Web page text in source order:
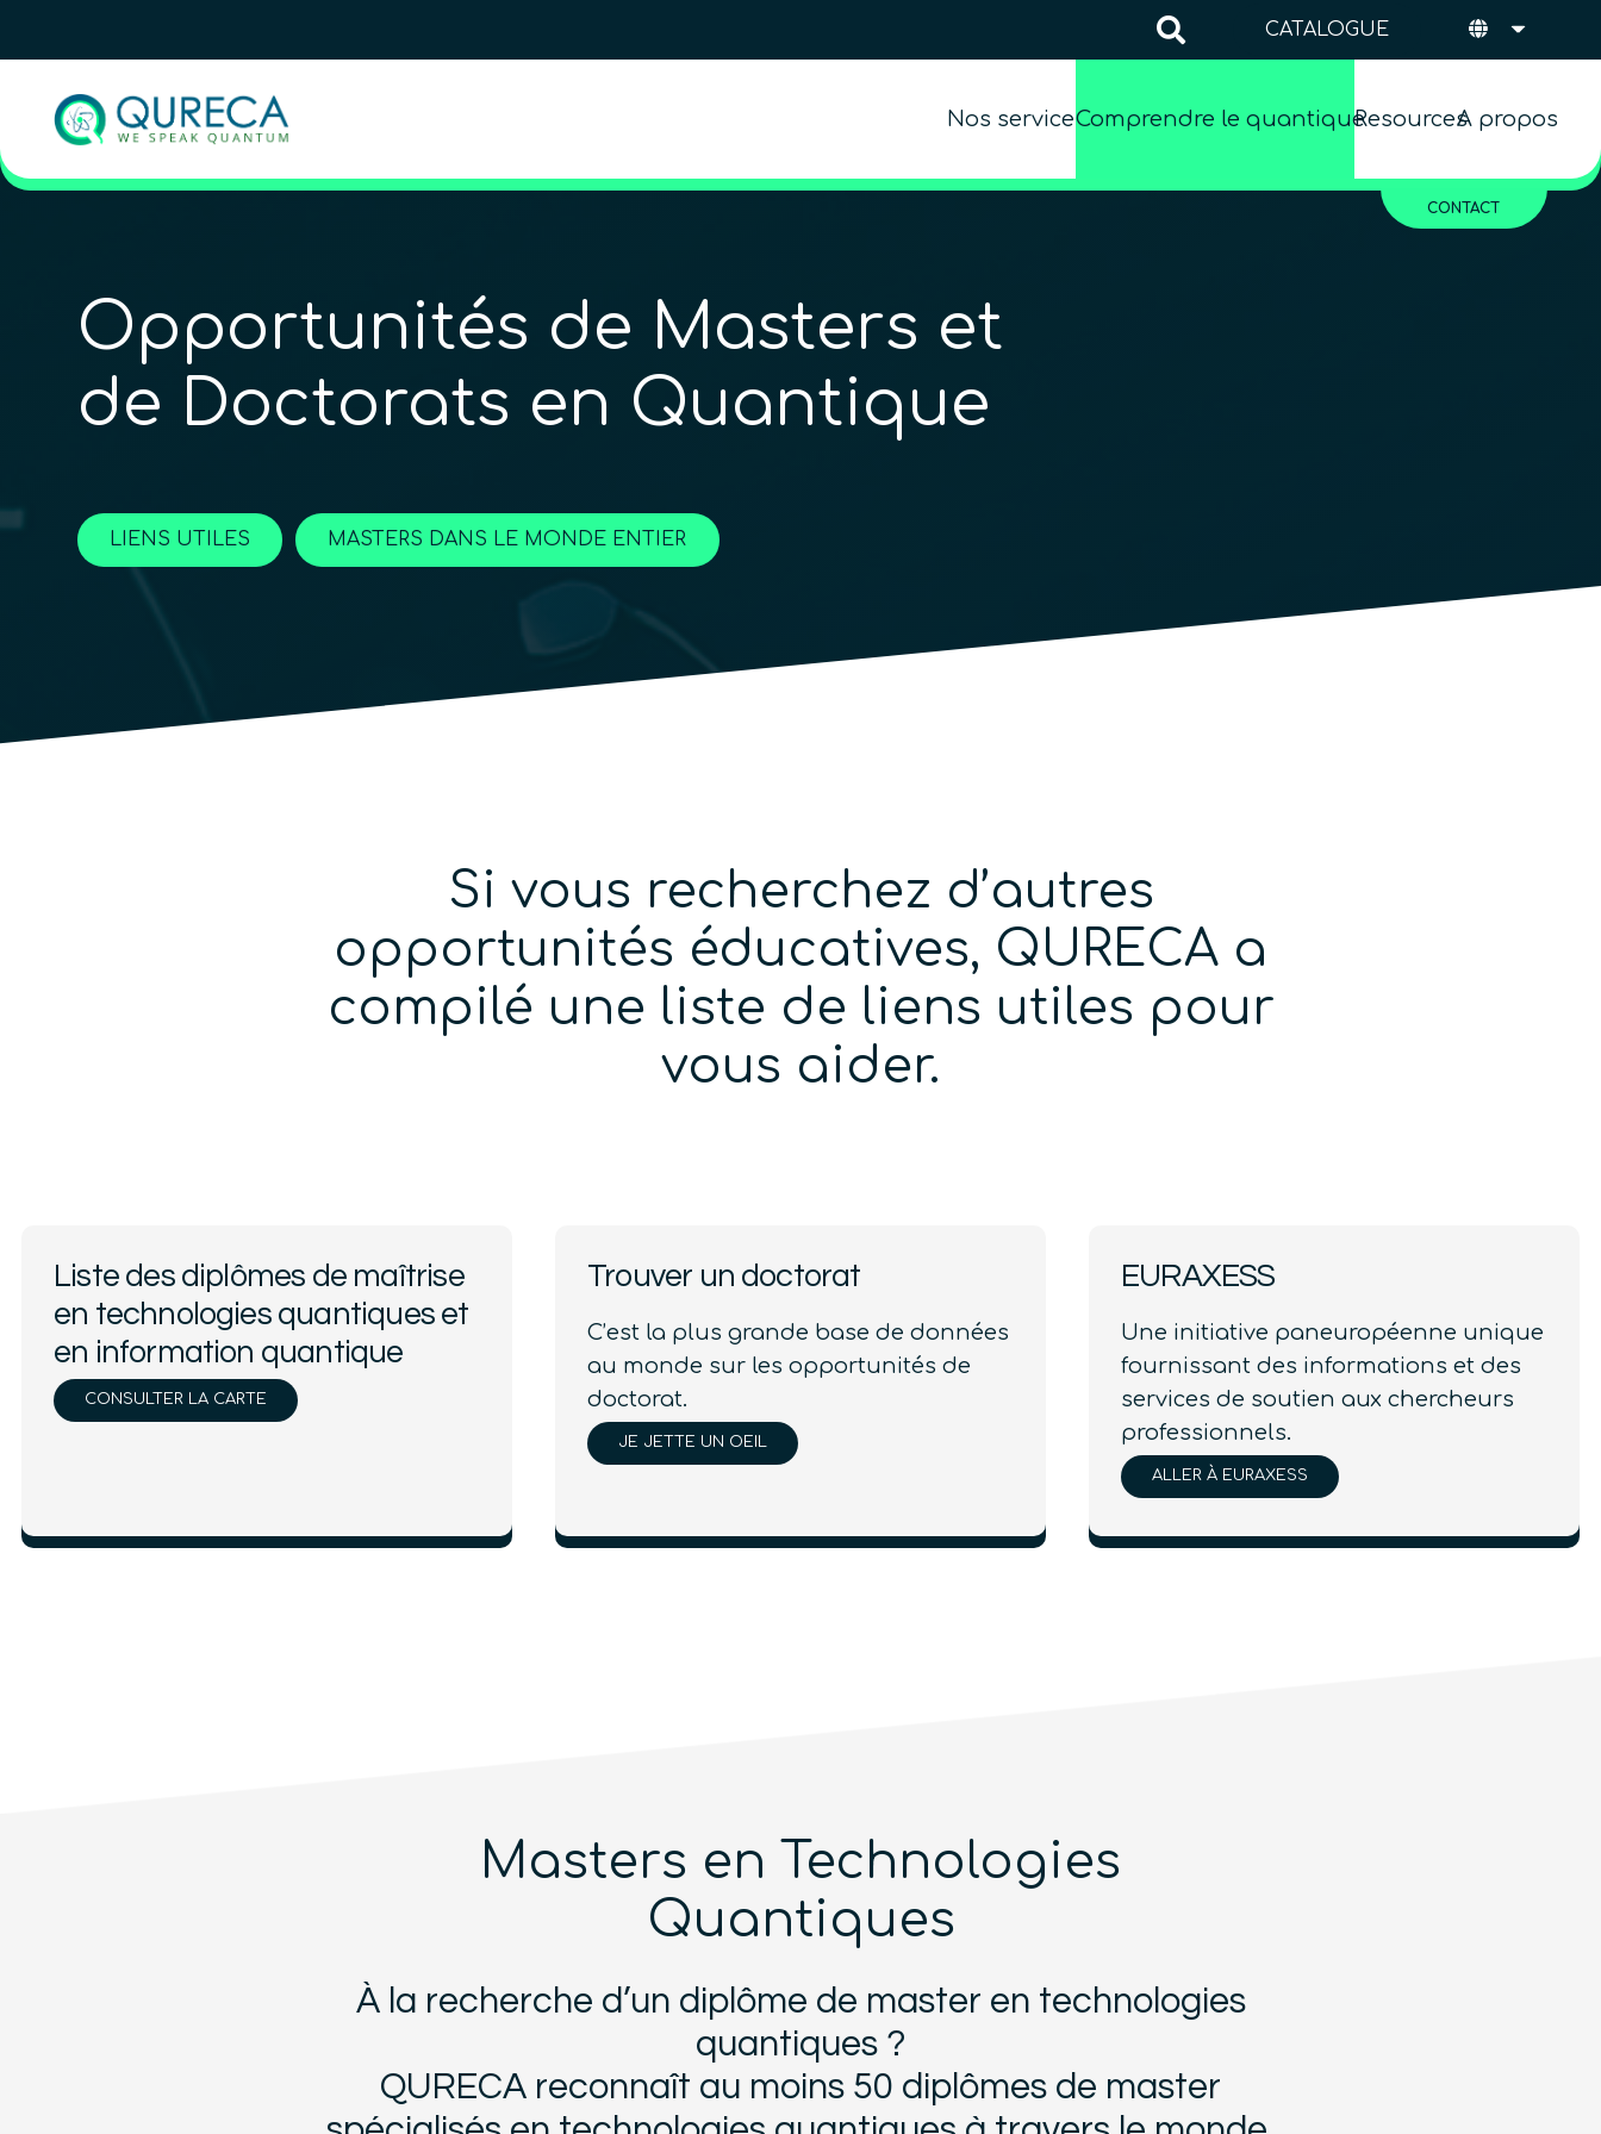
CATALOGUE
Nos servicesComprendre le quantiqueResourcesA propos
CONTACT
Opportunités de Masters et
de Doctorats en Quantique
LIENS UTILES MASTERS DANS LE MONDE ENTIER
Si vous recherchez d’autres
opportunités éducatives, QURECA a
compilé une liste de liens utiles pour
vous aider.
Liste des diplômes de maîtrise
en technologies quantiques et
en information quantique
CONSULTER LA CARTE
Trouver un doctorat
C’est la plus grande base de données
au monde sur les opportunités de
doctorat.
JE JETTE UN OEIL
EURAXESS
Une initiative paneuropéenne unique
fournissant des informations et des
services de soutien aux chercheurs
professionnels.
ALLER À EURAXESS
Masters en Technologies
Quantiques
À la recherche d’un diplôme de master en technologies
quantiques ?
QURECA reconnaît au moins 50 diplômes de master